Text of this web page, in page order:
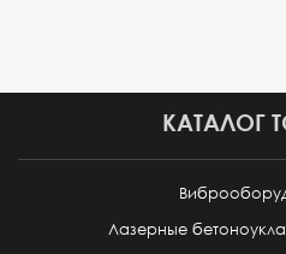
КАТАЛОГ
Лазерные